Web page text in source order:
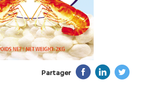
Partager